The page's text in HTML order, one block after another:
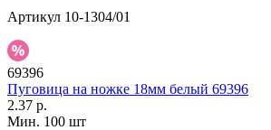
Артикул 10-1304/01
69396
Пуговица на ножке 18мм белый 69396
2.37 р.
Мин. 100 шт